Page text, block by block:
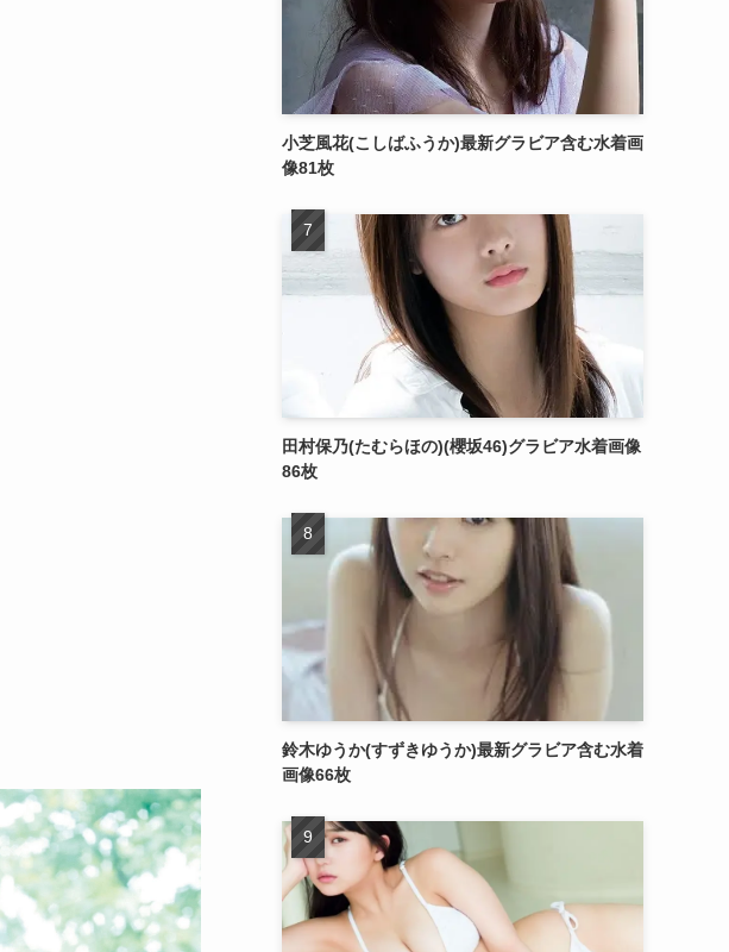
小芝風花(こしばふうか)最新グラビア含む水着画
像81枚
田村保乃(たむらほの)(櫻坂46)グラビア水着画像
86枚
鈴木ゆうか(すずきゆうか)最新グラビア含む水着
画像66枚